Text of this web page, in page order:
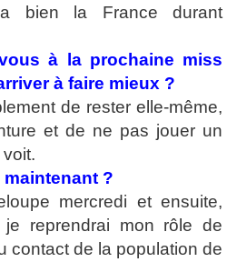
bien la France durant
à la prochaine miss
à faire mieux ?
de rester elle-même,
et de ne pas jouer un
?
mercredi et ensuite,
reprendrai mon rôle de
contact de la population de